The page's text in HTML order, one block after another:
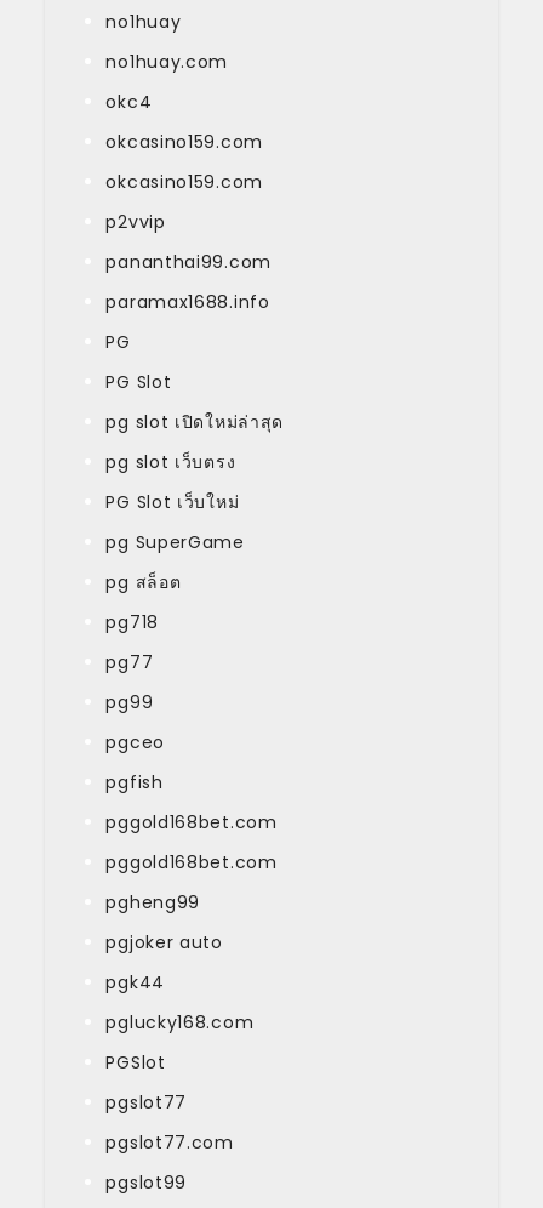
no1huay
no1huay.com
okc4
okcasino159.com
okcasino159.com
p2vvip
pananthai99.com
paramax1688.info
PG
PG Slot
pg slot เปิดใหม่ล่าสุด
pg slot เว็บตรง
PG Slot เว็บใหม่
pg SuperGame
pg สล็อต
pg718
pg77
pg99
pgceo
pgfish
pggold168bet.com
pggold168bet.com
pgheng99
pgjoker auto
pgk44
pglucky168.com
PGSlot
pgslot77
pgslot77.com
pgslot99